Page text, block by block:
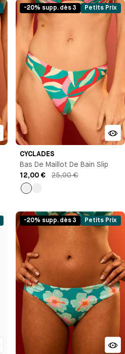
-20% supp. dès 3 Petits Prix
CYCLADES
Bas De Maillot De Bain Slip
12,00 €
25,00 €
Imprimé
-20% supp. dès 3 Petits Prix